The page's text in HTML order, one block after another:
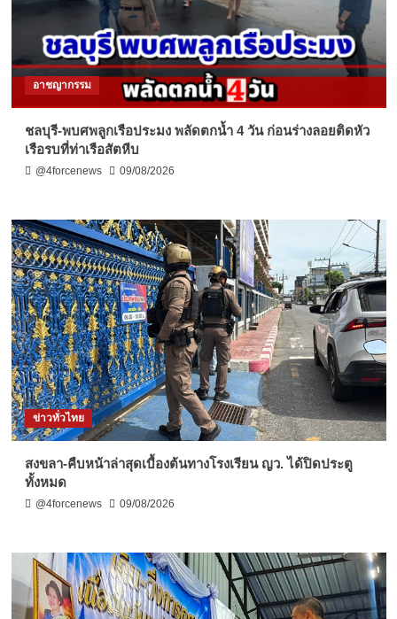
อาชญากรรม
ชลบุรี-พบศพลูกเรือประมง พลัดตกน้ำ 4 วัน ก่อนร่างลอยติดหัว
เรือรบที่ท่าเรือสัตหีบ
@4forcenews 09/08/2026
ข่าวทั่วไทย
สงขลา-คืบหน้าล่าสุดเบื้องต้นทางโรงเรียน ญว. ได้ปิดประตู
ทั้งหมด
@4forcenews 09/08/2026